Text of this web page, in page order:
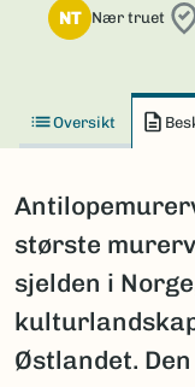
NT Nær truet
Oversikt
største
sjelden i
Østlandet.